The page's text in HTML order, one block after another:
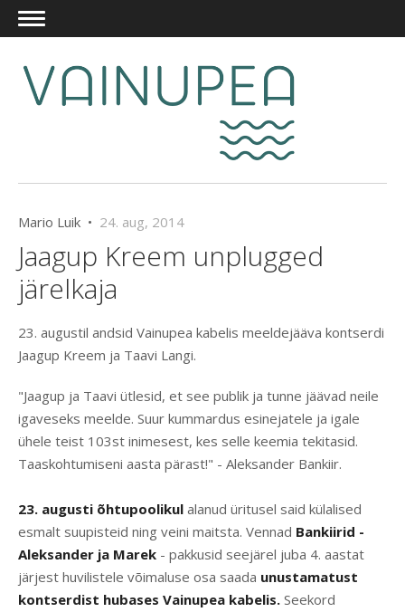
Mario Luik • 24. aug, 2014
Jaagup Kreem unplugged
järelkaja
23. augustil andsid Vainupea kabelis meeldejääva kontserdi
Jaagup Kreem ja Taavi Langi.
"Jaagup ja Taavi ütlesid, et see publik ja tunne jäävad neile
igaveseks meelde. Suur kummardus esinejatele ja igale
ühele teist 103st inimesest, kes selle keemia tekitasid.
Taaskohtumiseni aasta pärast!" - Aleksander Bankiir.
23. augusti õhtupoolikul alanud üritusel said külalised
esmalt suupisteid ning veini maitsta. Vennad Bankiirid -
Aleksander ja Marek - pakkusid seejärel juba 4. aastat
järjest huvilistele võimaluse osa saada unustamatust
kontserdist hubases Vainupea kabelis. Seekord